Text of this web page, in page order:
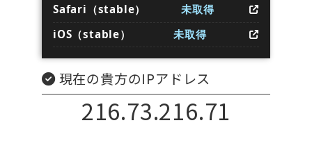
Safari（stable）
未取得
iOS（stable）
未取得
現在の貴方のIPアドレス
216.73.216.71